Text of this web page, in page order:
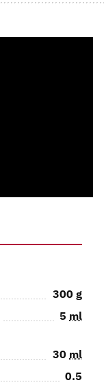
300 g
5 ml
30 ml
0.5